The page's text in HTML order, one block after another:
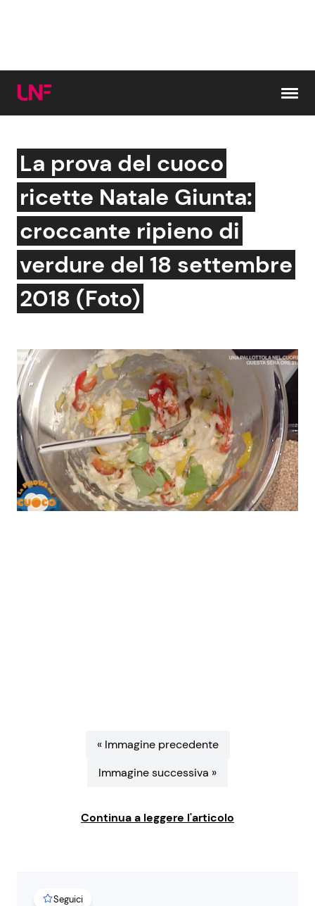
Cerca:
News e Cronaca
Attualità Italiana
Dal Mondo
Persone Scomparse
Politica
Gossip e TV
Bellezze VIP
Programmi TV
Reality e Talent
Soap Opera
ShowBiz Social News
Mondo Mamma
News benessere
Viaggi e Turismo
Le Ricette in TV
Primi Piatti
La prova del cuoco
ricette Natale Giunta:
croccante ripieno di
verdure del 18 settembre
2018 (Foto)
« Immagine precedente
Immagine successiva »
Continua a leggere l'articolo
Seguici